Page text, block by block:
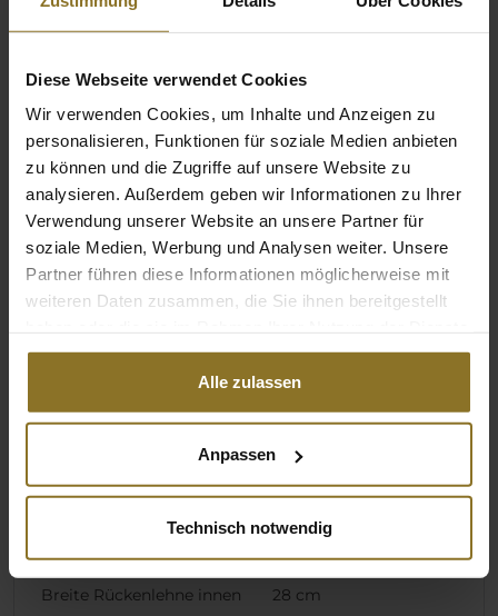
Diese Webseite verwendet Cookies
Wir verwenden Cookies, um Inhalte und Anzeigen zu
personalisieren, Funktionen für soziale Medien anbieten
zu können und die Zugriffe auf unsere Website zu
analysieren. Außerdem geben wir Informationen zu Ihrer
Verwendung unserer Website an unsere Partner für
soziale Medien, Werbung und Analysen weiter. Unsere
Partner führen diese Informationen möglicherweise mit
weiteren Daten zusammen, die Sie ihnen bereitgestellt
gesammelt haben.
Alle zulassen
Anpassen
Technisch notwendig
Sekundärfarbe Gold
Hauptfarbe Kissen Schwarz
Farbe der Nähte Gold
Hauptfarbe Kissennähte Gold
Gewicht 28 kg
Stuhl Spezifikationen
Breite Rückenlehne innen 28 cm